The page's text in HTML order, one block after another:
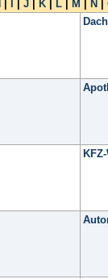
J K L M N